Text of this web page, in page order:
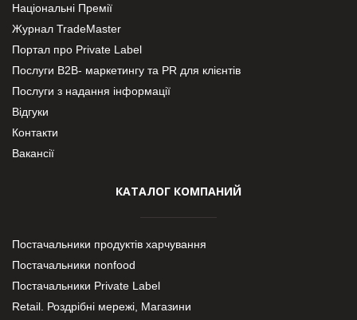
Національні Премії
Журнал TradeMaster
Портал про Private Label
Послуги В2В- маркетингу та PR для клієнтів
Послуги з надання інформації
Відгуки
Контакти
Вакансії
КАТАЛОГ КОМПАНИЙ
Постачальники продуктів харчування
Постачальники nonfood
Постачальники Private Label
Retail. Роздрібні мережі, Магазини